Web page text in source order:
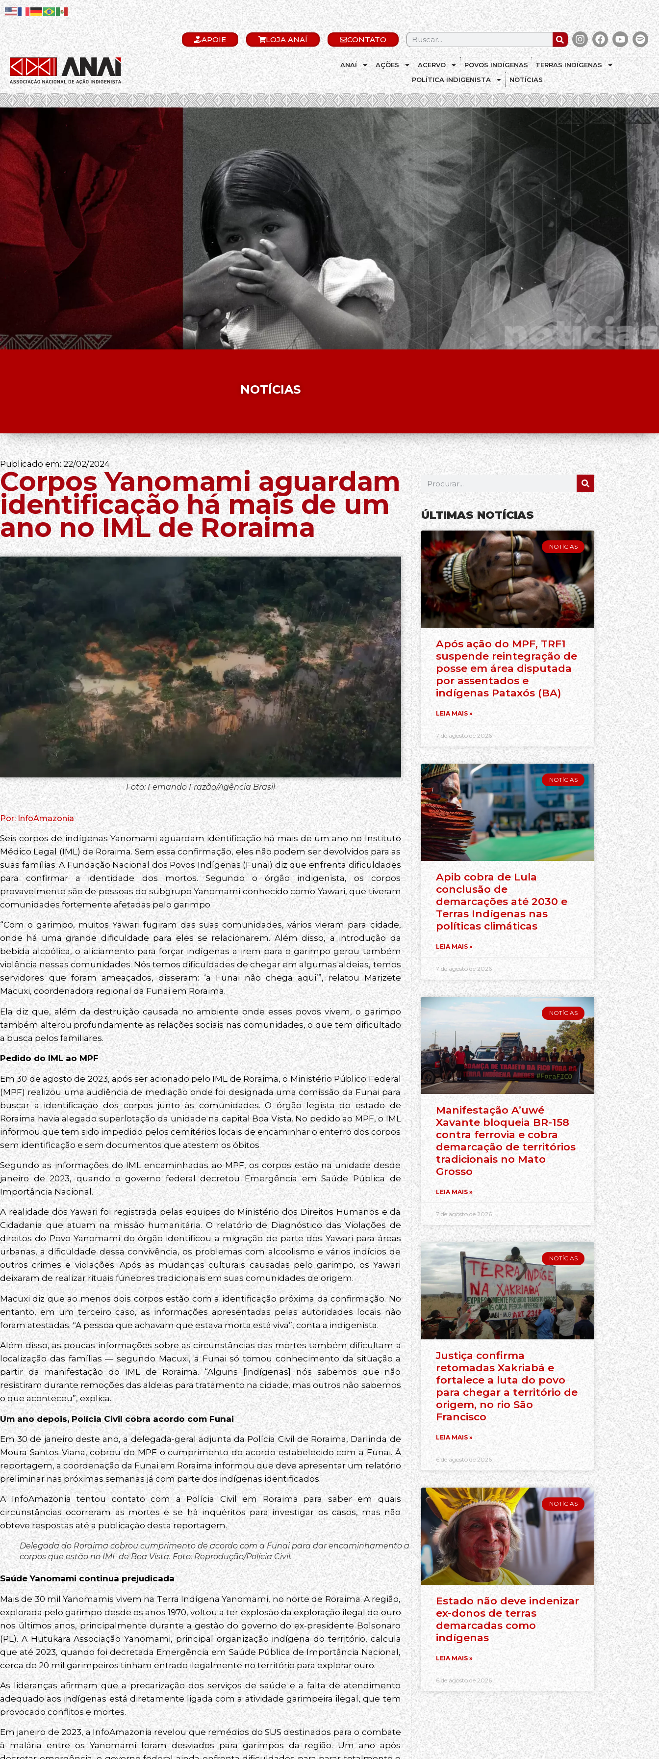
APOIE LOJA ANAÍ CONTATO
ANAÍ AÇÕES ACERVO POVOS INDÍGENAS
TERRAS INDÍGENAS
POLÍTICA INDIGENISTA
NOTÍCIAS
.
NOTÍCIAS
Publicado em:22/02/2024
Corpos Yanomami aguardam
identificação há mais de um
ano no IML de Roraima
Foto: Fernando Frazão/Agência Brasil
Por: InfoAmazonia
Seis corpos de indígenas Yanomami aguardam identificação há mais de um ano no Instituto
Médico Legal (IML) de Roraima. Sem essa confirmação, eles não podem ser devolvidos para as
suas famílias. A Fundação Nacional dos Povos Indígenas (Funai) diz que enfrenta dificuldades
para confirmar a identidade dos mortos. Segundo o órgão indigenista, os corpos
provavelmente são de pessoas do subgrupo Yanomami conhecido como Yawari, que tiveram
comunidades fortemente afetadas pelo garimpo.
“Com o garimpo, muitos Yawari fugiram das suas comunidades, vários vieram para cidade,
onde há uma grande dificuldade para eles se relacionarem. Além disso, a introdução da
bebida alcoólica, o aliciamento para forçar indígenas a irem para o garimpo gerou também
violência nessas comunidades. Nós temos dificuldades de chegar em algumas aldeias, temos
servidores que foram ameaçados, disseram: ‘a Funai não chega aqui’”, relatou Marizete
Macuxi, coordenadora regional da Funai em Roraima.
Ela diz que, além da destruição causada no ambiente onde esses povos vivem, o garimpo
também alterou profundamente as relações sociais nas comunidades, o que tem dificultado
a busca pelos familiares.
Pedido do IML ao MPF
Em 30 de agosto de 2023, após ser acionado pelo IML de Roraima, o Ministério Público Federal
(MPF) realizou uma audiência de mediação onde foi designada uma comissão da Funai para
buscar a identificação dos corpos junto às comunidades. O órgão legista do estado de
Roraima havia alegado superlotação da unidade na capital Boa Vista. No pedido ao MPF, o IML
informou que tem sido impedido pelos cemitérios locais de encaminhar o enterro dos corpos
sem identificação e sem documentos que atestem os óbitos.
Segundo as informações do IML encaminhadas ao MPF, os corpos estão na unidade desde
janeiro de 2023, quando o governo federal decretou Emergência em Saúde Pública de
Importância Nacional.
A realidade dos Yawari foi registrada pelas equipes do Ministério dos Direitos Humanos e da
Cidadania que atuam na missão humanitária. O relatório de Diagnóstico das Violações de
direitos do Povo Yanomami do órgão identificou a migração de parte dos Yawari para áreas
urbanas, a dificuldade dessa convivência, os problemas com alcoolismo e vários indícios de
outros crimes e violações. Após as mudanças culturais causadas pelo garimpo, os Yawari
deixaram de realizar rituais fúnebres tradicionais em suas comunidades de origem.
Macuxi diz que ao menos dois corpos estão com a identificação próxima da confirmação. No
entanto, em um terceiro caso, as informações apresentadas pelas autoridades locais não
foram atestadas. “A pessoa que achavam que estava morta está viva”, conta a indigenista.
Além disso, as poucas informações sobre as circunstâncias das mortes também dificultam a
localização das famílias — segundo Macuxi, a Funai só tomou conhecimento da situação a
partir da manifestação do IML de Roraima. “Alguns [indígenas] nós sabemos que não
resistiram durante remoções das aldeias para tratamento na cidade, mas outros não sabemos
o que aconteceu”, explica.
Um ano depois, Polícia Civil cobra acordo com Funai
Em 30 de janeiro deste ano, a delegada-geral adjunta da Polícia Civil de Roraima, Darlinda de
Moura Santos Viana, cobrou do MPF o cumprimento do acordo estabelecido com a Funai. À
reportagem, a coordenação da Funai em Roraima informou que deve apresentar um relatório
preliminar nas próximas semanas já com parte dos indígenas identificados.
A InfoAmazonia tentou contato com a Polícia Civil em Roraima para saber em quais
circunstâncias ocorreram as mortes e se há inquéritos para investigar os casos, mas não
obteve respostas até a publicação desta reportagem.
Delegada do Roraima cobrou cumprimento de acordo com a Funai para dar encaminhamento a
corpos que estão no IML de Boa Vista. Foto: Reprodução/Polícia Civil.
Saúde Yanomami continua prejudicada
Mais de 30 mil Yanomamis vivem na Terra Indígena Yanomami, no norte de Roraima. A região,
explorada pelo garimpo desde os anos 1970, voltou a ter explosão da exploração ilegal de ouro
nos últimos anos, principalmente durante a gestão do governo do ex-presidente Bolsonaro
(PL). A Hutukara Associação Yanomami, principal organização indígena do território, calcula
que até 2023, quando foi decretada Emergência em Saúde Pública de Importância Nacional,
cerca de 20 mil garimpeiros tinham entrado ilegalmente no território para explorar ouro.
As lideranças afirmam que a precarização dos serviços de saúde e a falta de atendimento
adequado aos indígenas está diretamente ligada com a atividade garimpeira ilegal, que tem
provocado conflitos e mortes.
Em janeiro de 2023, a InfoAmazonia revelou que remédios do SUS destinados para o combate
à malária entre os Yanomami foram desviados para garimpos da região. Um ano após
ÚLTIMAS NOTÍCIAS
NOTÍCIAS
Após ação do MPF, TRF1
suspende reintegração de
posse em área disputada
por assentados e
indígenas Pataxós (BA)
LEIA MAIS »
7 de agosto de 2026
NOTÍCIAS
Apib cobra de Lula
conclusão de
demarcações até 2030 e
Terras Indígenas nas
políticas climáticas
LEIA MAIS »
7 de agosto de 2026
NOTÍCIAS
Manifestação A’uwé
Xavante bloqueia BR-158
contra ferrovia e cobra
demarcação de territórios
tradicionais no Mato
Grosso
LEIA MAIS »
7 de agosto de 2026
NOTÍCIAS
Justiça confirma
retomadas Xakriabá e
fortalece a luta do povo
para chegar a território de
origem, no rio São
Francisco
LEIA MAIS »
6 de agosto de 2026
NOTÍCIAS
Estado não deve indenizar
ex-donos de terras
demarcadas como
indígenas
LEIA MAIS »
6 de agosto de 2026